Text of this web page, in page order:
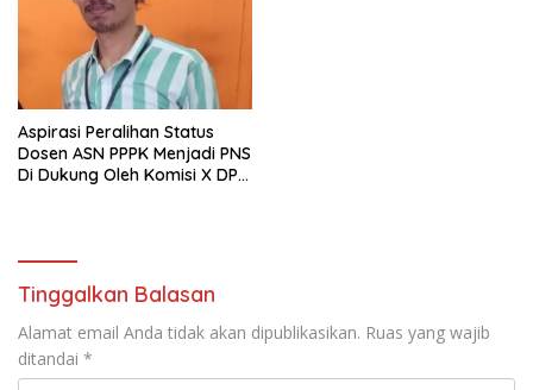
Aspirasi Peralihan Status
Dosen ASN PPPK Menjadi PNS
Di Dukung Oleh Komisi X DPR
Tinggalkan Balasan
Alamat email Anda tidak akan dipublikasikan. Ruas yang wajib
ditandai *